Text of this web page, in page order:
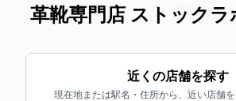
革靴専門店 ストックラ
近くの店舗を探す
現在地または駅名・住所から、近い店舗を